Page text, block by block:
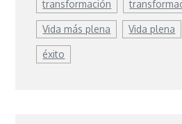
transformación
Vida más plena Vida plena
éxito